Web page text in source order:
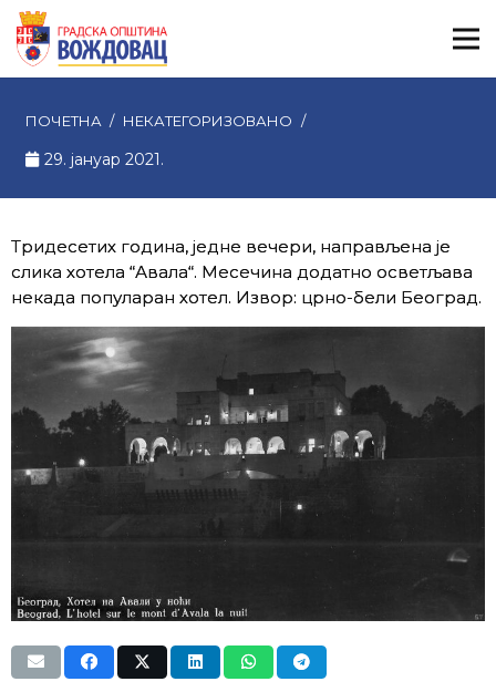
ПОЧЕТНА / НЕКАТЕГОРИЗОВАНО /
29. јануар 2021.
Тридесетих година, једне вечери, направљена је
слика хотела “Авала“. Месечина додатно осветљава
некада популаран хотел. Извор: црно-бели Београд.